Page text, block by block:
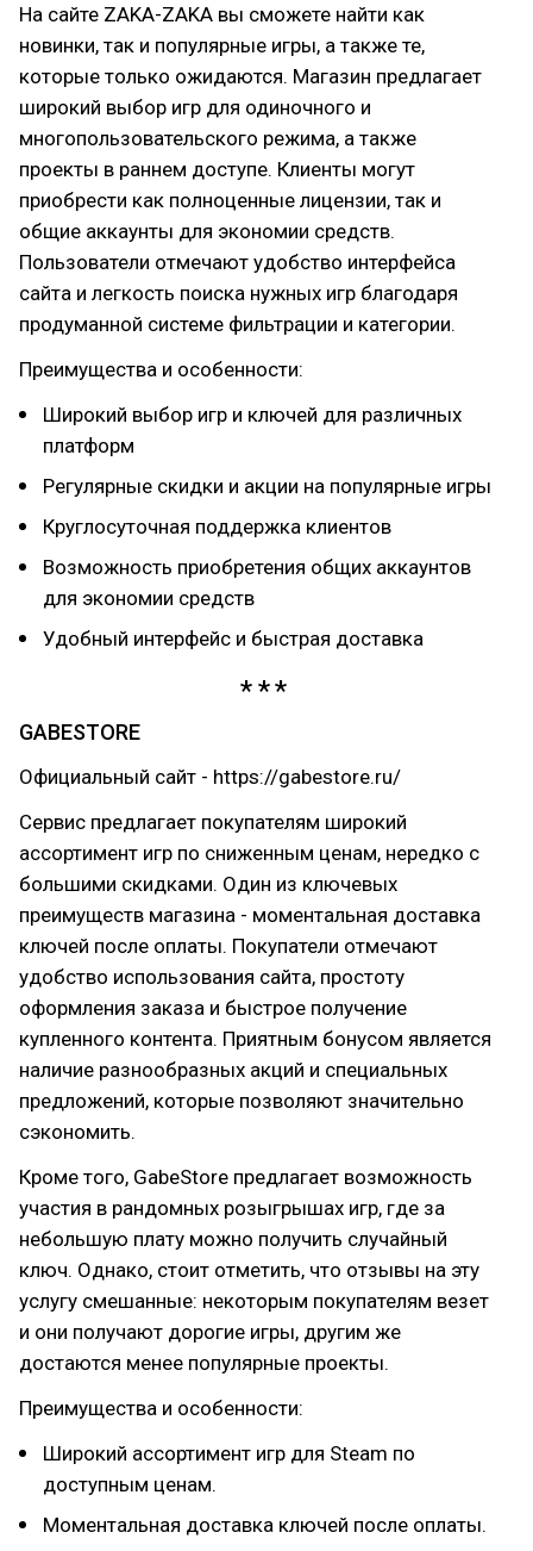
На сайте ZAKA-ZAKA вы сможете найти как
новинки, так и популярные игры, а также те,
которые только ожидаются. Магазин предлагает
широкий выбор игр для одиночного и
многопользовательского режима, а также
проекты в раннем доступе. Клиенты могут
приобрести как полноценные лицензии, так и
общие аккаунты для экономии средств.
Пользователи отмечают удобство интерфейса
сайта и легкость поиска нужных игр благодаря
продуманной системе фильтрации и категории.
Преимущества и особенности:
Широкий выбор игр и ключей для различных
платформ
Регулярные скидки и акции на популярные игры
Круглосуточная поддержка клиентов
Возможность приобретения общих аккаунтов
для экономии средств
Удобный интерфейс и быстрая доставка
GABESTORE
Официальный сайт - https://gabestore.ru/
Сервис предлагает покупателям широкий
ассортимент игр по сниженным ценам, нередко с
большими скидками. Один из ключевых
преимуществ магазина - моментальная доставка
ключей после оплаты. Покупатели отмечают
удобство использования сайта, простоту
оформления заказа и быстрое получение
купленного контента. Приятным бонусом является
наличие разнообразных акций и специальных
предложений, которые позволяют значительно
сэкономить.
Кроме того, GabeStore предлагает возможность
участия в рандомных розыгрышах игр, где за
небольшую плату можно получить случайный
ключ. Однако, стоит отметить, что отзывы на эту
услугу смешанные: некоторым покупателям везет
и они получают дорогие игры, другим же
достаются менее популярные проекты.
Преимущества и особенности:
Широкий ассортимент игр для Steam по
доступным ценам.
Моментальная доставка ключей после оплаты.